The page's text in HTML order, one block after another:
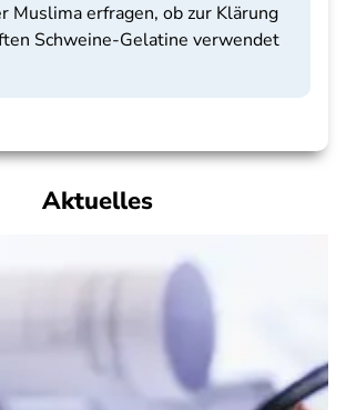
Muslima erfragen, ob zur Klärung
Schweine-Gelatine verwendet
Aktuelles